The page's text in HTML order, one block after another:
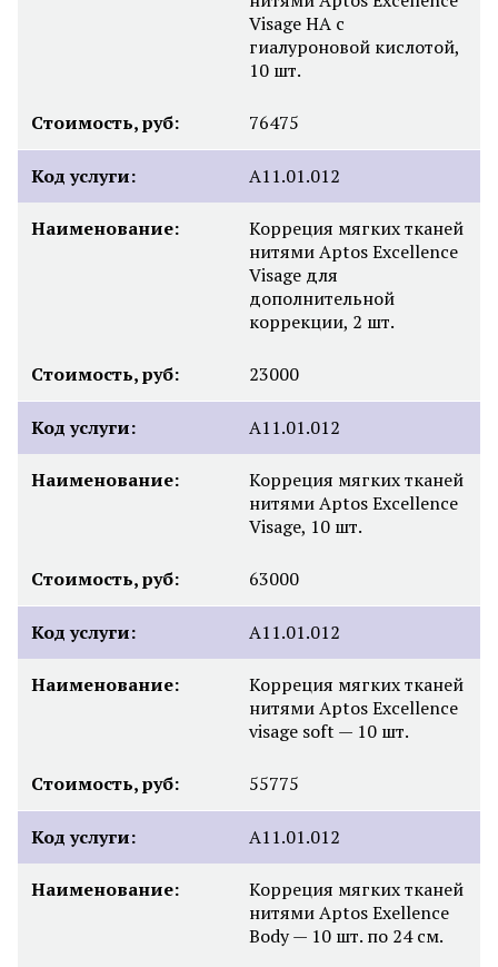
Visage HA с
гиалуроновой кислотой,
10 шт.
Стоимость, руб: 76475
Код услуги: A11.01.012
Наименование:
Корреция мягких тканей
нитями Aptos Excellence
Visage для
дополнительной
коррекции, 2 шт.
Стоимость, руб: 23000
Код услуги: A11.01.012
Наименование:
Корреция мягких тканей
нитями Aptos Excellence
Visage, 10 шт.
Стоимость, руб: 63000
Код услуги: А11.01.012
Наименование:
Корреция мягких тканей
нитями Aptos Excellence
visage soft — 10 шт.
Стоимость, руб: 55775
Код услуги: A11.01.012
Наименование:
Корреция мягких тканей
нитями Aptos Exellence
Body — 10 шт. по 24 см.